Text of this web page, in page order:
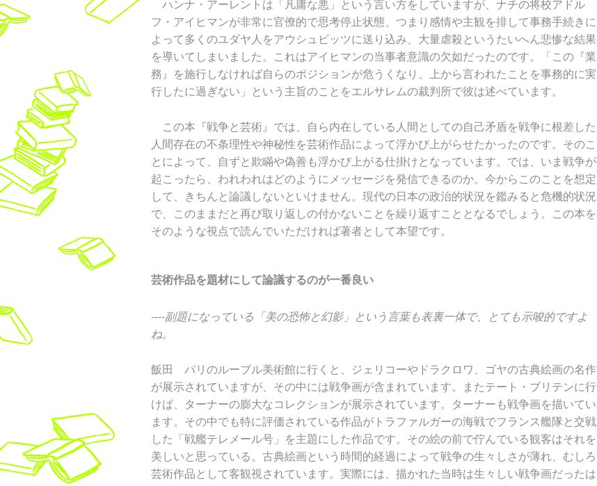
ハンナ・アーレントは「凡庸な悪」という言い方をしていますが、ナチの将校アドル
フ・アイヒマンが非常に官僚的で思考停止状態、つまり感情や主観を排して事務手続きに
よって多くのユダヤ人をアウシュビッツに送り込み、大量虐殺というたいへん悲惨な結果
を導いてしまいました。これはアイヒマンの当事者意識の欠如だったのです。「この『業
務』を施行しなければ自らのポジションが危うくなり、上から言われたことを事務的に実
行したに過ぎない」という主旨のことをエルサレムの裁判所で彼は述べています。
この本『戦争と芸術』では、自ら内在している人間としての自己矛盾を戦争に根差した
人間存在の不条理性や神秘性を芸術作品によって浮かび上がらせたかったのです。そのこ
とによって、自ずと欺瞞や偽善も浮かび上がる仕掛けとなっています。では、いま戦争が
起こったら、われわれはどのようにメッセージを発信できるのか。今からこのことを想定
して、きちんと論議しないといけません。現代の日本の政治的状況を鑑みると危機的状況
で、このままだと再び取り返しの付かないことを繰り返すこととなるでしょう。この本を
そのような視点で読んでいただければ著者として本望です。
芸術作品を題材にして論議するのが一番良い
----副題になっている「美の恐怖と幻影」という言葉も表裏一体で、とても示唆的ですよ
ね。
飯田 パリのルーブル美術館に行くと、ジェリコーやドラクロワ、ゴヤの古典絵画の名作
が展示されていますが、その中には戦争画が含まれています。またテート・ブリテンに行
けば、ターナーの膨大なコレクションが展示されています。ターナーも戦争画を描いてい
ます。その中でも特に評価されている作品がトラファルガーの海戦でフランス艦隊と交戦
した「戦艦テレメール号」を主題にした作品です。その絵の前で佇んでいる観客はそれを
美しいと思っている。古典絵画という時間的経過によって戦争の生々しさが薄れ、むしろ
芸術作品として客観視されています。実際には、描かれた当時は生々しい戦争画だったは